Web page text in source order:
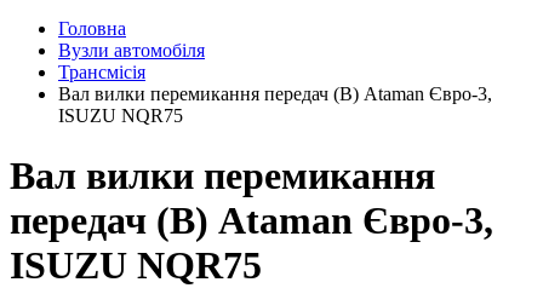
Головна
Вузли автомобіля
Трансмісія
Вал вилки перемикання передач (В) Ataman Євро-3,
ISUZU NQR75
Вал вилки перемикання
передач (В) Ataman Євро-3,
ISUZU NQR75